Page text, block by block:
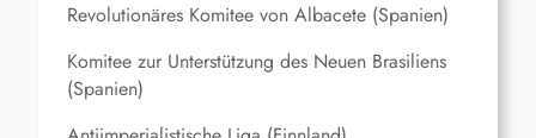
Revolutionäres Komitee von Albacete (Spanien)
Komitee zur Unterstützung des Neuen Brasiliens
(Spanien)